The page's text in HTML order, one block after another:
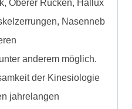
Oberer Rücken, Hallux
Nasenneb
anderem möglich.
der Kinesiologie
jahrelangen